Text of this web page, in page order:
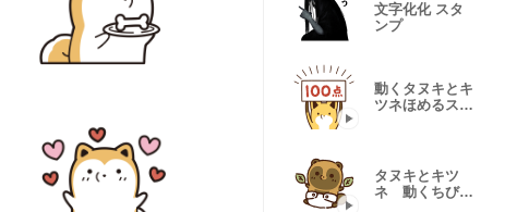
文字化化 スタ
ンプ
動くタヌキとキ
ツネほめるスタ
タヌキとキツ
ネ 動くちびっ